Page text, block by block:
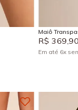
Maiô
R$ 369,90
Em até 6x